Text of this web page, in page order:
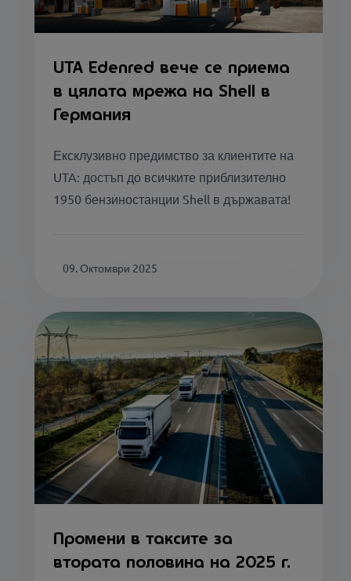
UTA Edenred вече се приема
в цялата мрежа на Shell в
Германия
Ексклузивно предимство за клиентите на
UTA: достъп до всичките приблизително
1950 бензиностанции Shell в държавата!
09. Октомври 2025
Промени в таксите за
втората половина на 2025 г.